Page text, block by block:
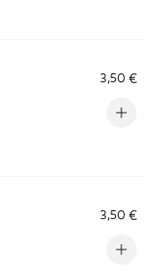
3,50 €
3,50 €